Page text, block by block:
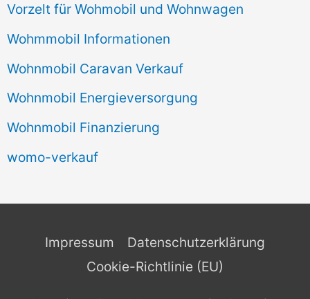
Vorzelt für Wohmobil und Wohnwagen
Wohmmobil Informationen
Wohnmobil Caravan Verkauf
Wohnmobil Energieversorgung
Wohnmobil Finanzierung
womo-verkauf
Impressum
Datenschutzerklärung
Cookie-Richtlinie (EU)